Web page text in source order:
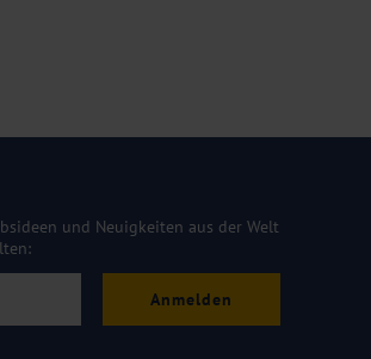
und Neuigkeiten aus der Welt
Anmelden